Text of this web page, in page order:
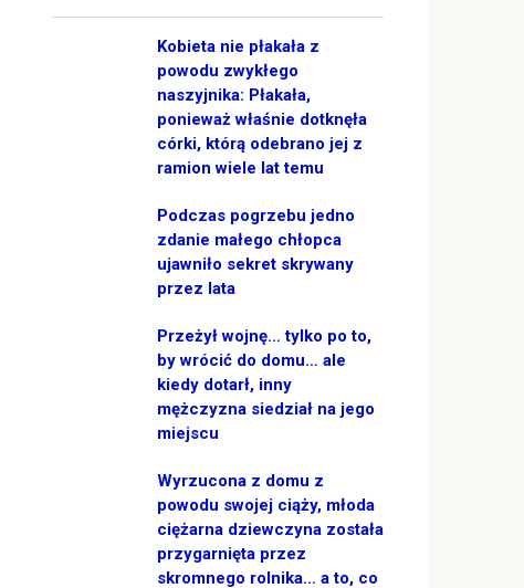
Kobieta nie płakała z
powodu zwykłego
naszyjnika: Płakała,
ponieważ właśnie dotknęła
córki, którą odebrano jej z
ramion wiele lat temu
Podczas pogrzebu jedno
zdanie małego chłopca
ujawniło sekret skrywany
przez lata
Przeżył wojnę… tylko po to,
by wrócić do domu… ale
kiedy dotarł, inny
mężczyzna siedział na jego
miejscu
Wyrzucona z domu z
powodu swojej ciąży, młoda
ciężarna dziewczyna została
przygarnięta przez
skromnego rolnika… a to, co